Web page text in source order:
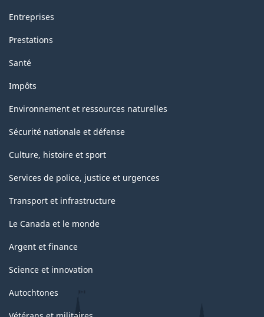
Entreprises
Prestations
Santé
Impôts
Environnement et ressources naturelles
Sécurité nationale et défense
Culture, histoire et sport
Services de police, justice et urgences
Transport et infrastructure
Le Canada et le monde
Argent et finance
Science et innovation
Autochtones